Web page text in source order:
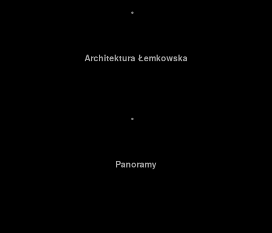
Architektura Łemkowska
Panoramy